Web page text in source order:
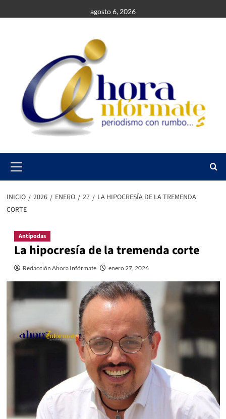
al
agosto 6, 2026
Menu
INICIO 2026 ENERO 27
LA HIPOCRESÍA DE LA TREMENDA
CORTE
Antípodas
La hipocresía de la tremenda corte
Redacción Ahora Infórmate enero 27, 2026